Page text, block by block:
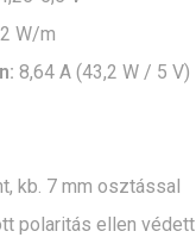
W/m
8,64 A (43,2 W / 5 V)
kb. 7 mm osztással
polaritás ellen védett